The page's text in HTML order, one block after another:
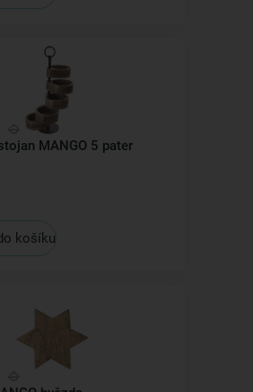
MANGO 5 pater
košíku